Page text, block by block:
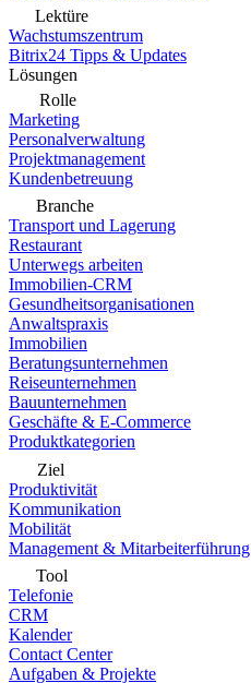
Lektüre
Wachstumszentrum
Bitrix24 Tipps & Updates
Lösungen
Rolle
Marketing
Personalverwaltung
Projektmanagement
Kundenbetreuung
Branche
Transport und Lagerung
Restaurant
Unterwegs arbeiten
Immobilien-CRM
Gesundheitsorganisationen
Anwaltspraxis
Immobilien
Beratungsunternehmen
Reiseunternehmen
Bauunternehmen
Geschäfte & E-Commerce
Produktkategorien
Ziel
Produktivität
Kommunikation
Mobilität
Management & Mitarbeiterführung
Tool
Telefonie
CRM
Kalender
Contact Center
Aufgaben & Projekte